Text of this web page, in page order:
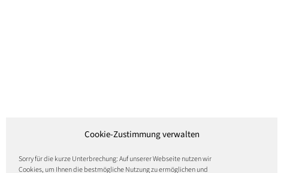
Cookie-Zustimmung verwalten
Sorry für die kurze Unterbrechung: Auf unserer Webseite nutzen wir
Cookies, um Ihnen die bestmögliche Nutzung zu ermöglichen und